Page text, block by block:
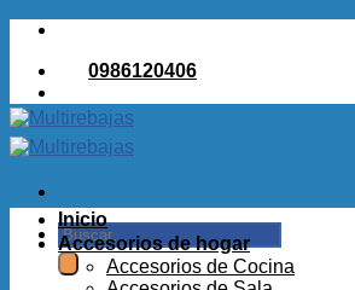
Saltar
contenido0986120406
Buscar
por:
Inicio
Accesorios de hogar
Accesorios de Cocina